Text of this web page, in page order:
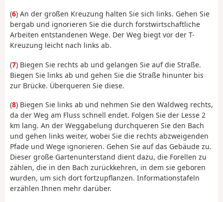
(6) An der großen Kreuzung halten Sie sich links. Gehen Sie
bergab und ignorieren Sie die durch forstwirtschaftliche
Arbeiten entstandenen Wege. Der Weg biegt vor der T-
Kreuzung leicht nach links ab.
(7) Biegen Sie rechts ab und gelangen Sie auf die Straße.
Biegen Sie links ab und gehen Sie die Straße hinunter bis
zur Brücke. Überqueren Sie diese.
(8) Biegen Sie links ab und nehmen Sie den Waldweg rechts,
da der Weg am Fluss schnell endet. Folgen Sie der Lesse 2
km lang. An der Weggabelung durchqueren Sie den Bach
und gehen links weiter, wobei Sie die rechts abzweigenden
Pfade und Wege ignorieren. Gehen Sie auf das Gebäude zu.
Dieser große Gartenunterstand dient dazu, die Forellen zu
zählen, die in den Bach zurückkehren, in dem sie geboren
wurden, um sich dort fortzupflanzen. Informationstafeln
erzählen Ihnen mehr darüber.